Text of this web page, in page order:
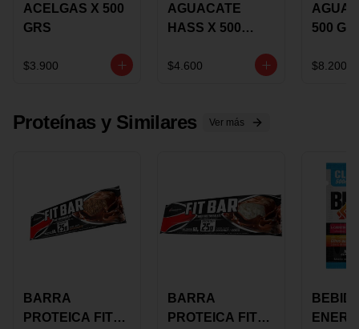
ACELGAS X 500
GRS
$3.900
AGUACATE
HASS X 500
$4.600
500
$8.200
Proteínas y Similares Ver más
BARRA
PROTEICA FIT
BARRA
PROTEICA FIT